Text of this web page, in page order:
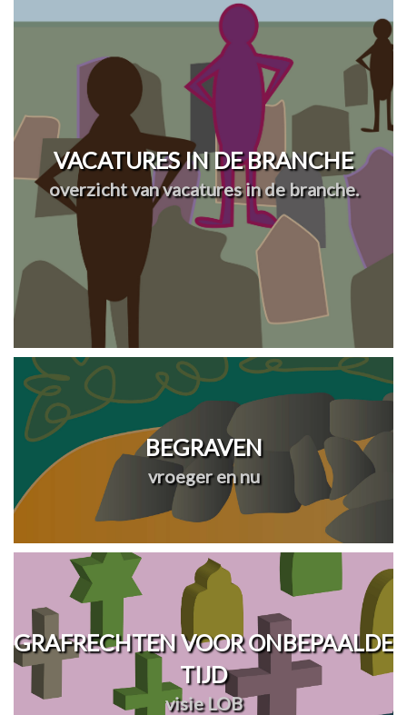
VACATURES IN DE BRANCHE
overzicht van vacatures in de branche.
BEGRAVEN
vroeger en nu
GRAFRECHTEN VOOR ONBEPAALDE
TIJD
visie LOB